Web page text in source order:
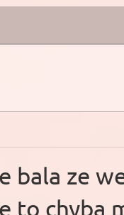
bala ze
to chyba